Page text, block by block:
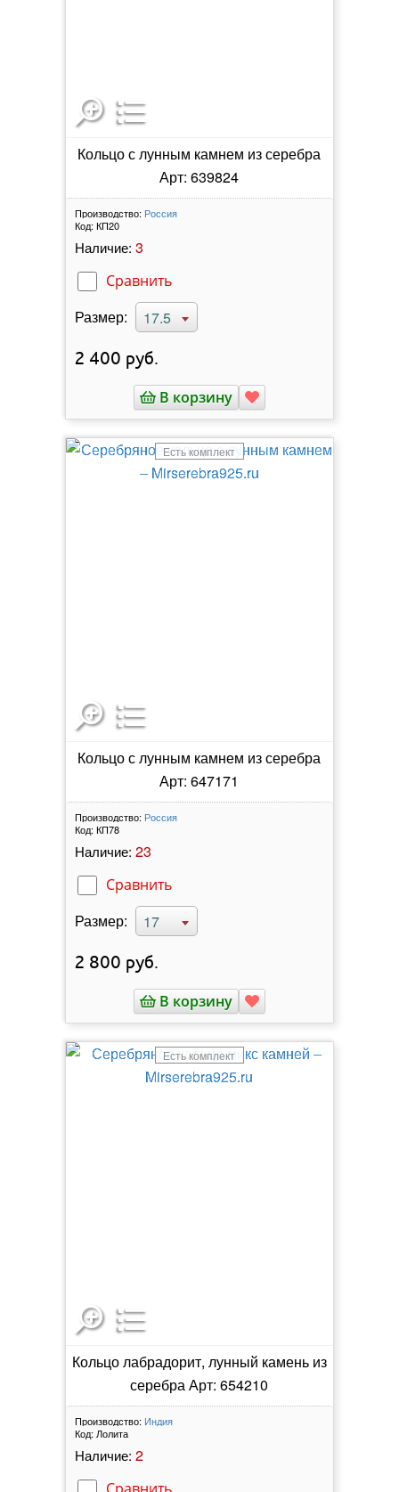
Кольцо с лунным камнем из серебра
Арт: 639824
Производство: Россия
Код: КП20
Наличие: 3
Сравнить
Размер: 17.5
2 400 руб.
В корзину
Есть комплект
Кольцо с лунным камнем из серебра
Арт: 647171
Производство: Россия
Код: КП78
Наличие: 23
Сравнить
Размер: 17
2 800 руб.
В корзину
Есть комплект
Кольцо лабрадорит, лунный камень из
серебра Арт: 654210
Производство: Индия
Код: Лолита
Наличие: 2